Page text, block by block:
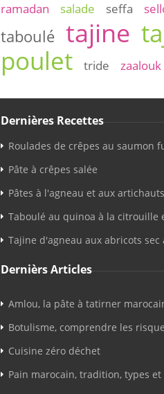
ramadan salade seffa
taboulé tajine
poulet
tride zaalouk
Dernières Recettes
Roulades de crêpes au saumon
Pâte à crêpes salée
Pâtes à l'agneau et aux artichauts
Taboulé au quinoa à la citrouille
Tajine d'agneau aux abricots sec
Dernièrs Articles
Amlou, la pâte à tatirner
Botulisme, comprendre les
Cuisine zéro déchet
Pain marocain, tradition, types